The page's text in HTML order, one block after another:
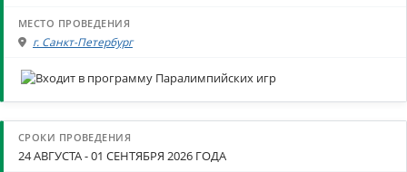
г. Санкт-Петербург
24 АВГУСТА - 01 СЕНТЯБРЯ 2026 ГОДА